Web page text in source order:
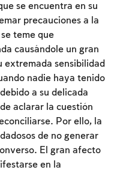
se encuentra en su
precauciones a la
teme que
causándole un gran
extremada sensibilidad
nadie haya tenido
a su delicada
aclarar la cuestión
Por ello, la
de no generar
El gran afecto
en la